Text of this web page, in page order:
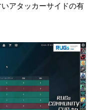
アタッカーサイドの有